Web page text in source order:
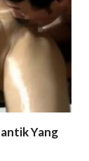
Yang